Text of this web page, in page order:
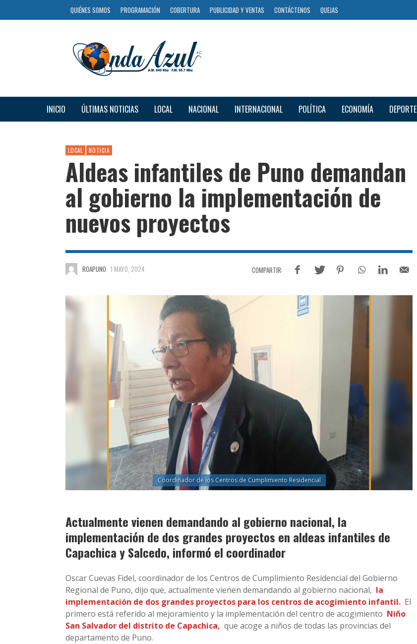
QUIÉNES SOMOS PROGRAMACIÓN COBERTURA PUBLICIDAD Y VENTAS CONTÁCTENOS QUEJAS
INICIO ÚLTIMAS NOTICIAS LOCAL NACIONAL INTERNACIONAL POLÍTICA ECONOMÍA DEPORTE
LOCAL NOTICIA
Aldeas infantiles de Puno demandan
al gobierno la implementación de
nuevos proyectos
ROAPUNO 1 MAYO, 2024
Coordinador de los Centros de Cumplimiento Residencial
Actualmente vienen demandando al gobierno nacional, la
implementación de dos grandes proyectos en aldeas infantiles de
Capachica y Salcedo, informó el coordinador
Oscar Cuevas Fidel, coordinador de los Centros de Cumplimiento Residencial del Gobierno
Regional de Puno, dijo que, actualmente vienen demandando al gobierno nacional, la
implementación de dos grandes proyectos para los centros de acogimiento infantil. El
primero está referido al mejoramiento y la implementación del centro de acogimiento Niño
San Salvador del distrito de Capachica, que acoge a niños de todas las provincias del
departamento de Puno.